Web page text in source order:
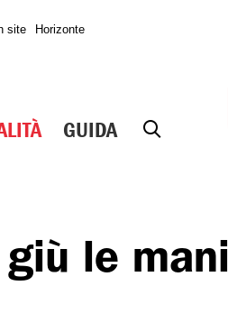
site Horizonte
GUIDA
le mani